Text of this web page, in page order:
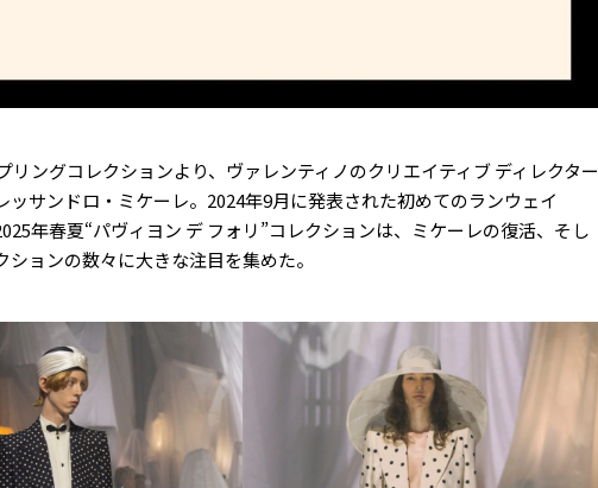
リングコレクションより、ヴァレンティノのクリエイティブ ディレクター
ッサンドロ・ミケーレ。2024年9月に発表された初めてのランウェイ
年春夏“パヴィヨン デ フォリ”コレクションは、ミケーレの復活、そし
ションの数々に大きな注目を集めた。